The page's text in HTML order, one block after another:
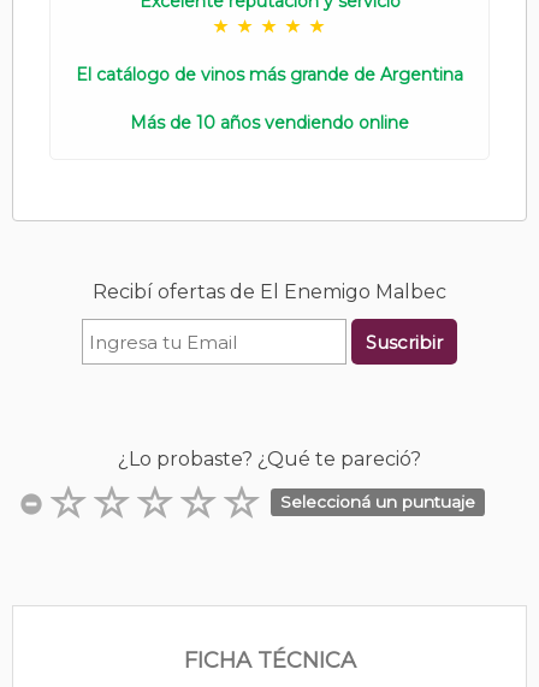
El catálogo de vinos más grande de Argentina
Más de 10 años vendiendo online
Recibí ofertas de El Enemigo Malbec
Suscribir
¿Lo probaste? ¿Qué te pareció?
Seleccioná un puntuaje
FICHA TÉCNICA